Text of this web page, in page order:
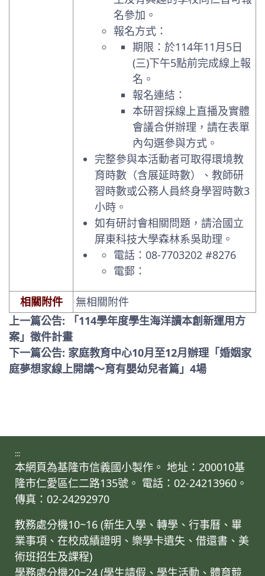
名參加。
報名方式：
期限：於114年11月5日
(三)下午5點前完成線上報
名。
報名連結：
本研習採線上直播及實體
會議合併辦理，請在表單
內勾選參與方式。
完整參與本活動者可取得環境教
育時數（含展延時數）、教師研
習時數或公務人員終身學習時數3
小時。
如有研討會相關問題，請洽國立
屏東科技大學森林系吳助理。
電話：08-7703202 #8276
電郵：
相關附件
無相關附件
上一篇公告: 「114學年度學生海洋讀本創新運用方
案」徵件計畫
下一篇公告: 家庭教育中心10月至12月辦理「婚姻家
庭夢想家線上開講～育有嬰幼兒者篇」4場
:::
本網頁為基隆市信義國小製作。 地址：200010基
隆市仁愛區仁二路135號。 電話：02-24213960。
傳真：02-24292970
教務處分機10~16 (新生入學、轉學、行事曆、畢
業事項、在校成績證明、樂學卡遺失、借還書、美
術班招生及課程)
學務處分機20~24 (學生請假、學生活動、體育競